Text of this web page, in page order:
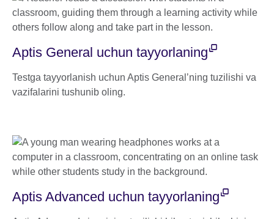
Aptis General uchun tayyorlaning
Testga tayyorlanish uchun Aptis Generalʼning tuzilishi va
vazifalarini tushunib oling.
Aptis Advanced uchun tayyorlaning